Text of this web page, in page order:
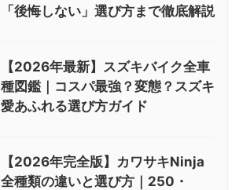
「後悔しない」選び方まで徹底解説
【2026年最新】スズキバイク全車
種図鑑｜コスパ最強？変態？スズキ
愛あふれる選び方ガイド
【2026年完全版】カワサキNinja
全種類の違いと選び方｜250・